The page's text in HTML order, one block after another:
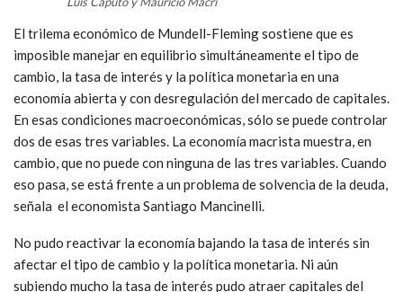
El trilema económico de Mundell-Fleming sostiene que es
imposible manejar en equilibrio simultáneamente el tipo de
cambio, la tasa de interés y la política monetaria en una
economía abierta y con desregulación del mercado de capitales.
En esas condiciones macroeconómicas, sólo se puede controlar
dos de esas tres variables. La economía macrista muestra, en
cambio, que no puede con ninguna de las tres variables. Cuando
eso pasa, se está frente a un problema de solvencia de la deuda,
señala el economista Santiago Mancinelli.
No pudo reactivar la economía bajando la tasa de interés sin
afectar el tipo de cambio y la política monetaria. Ni aún
subiendo mucho la tasa de interés pudo atraer capitales del